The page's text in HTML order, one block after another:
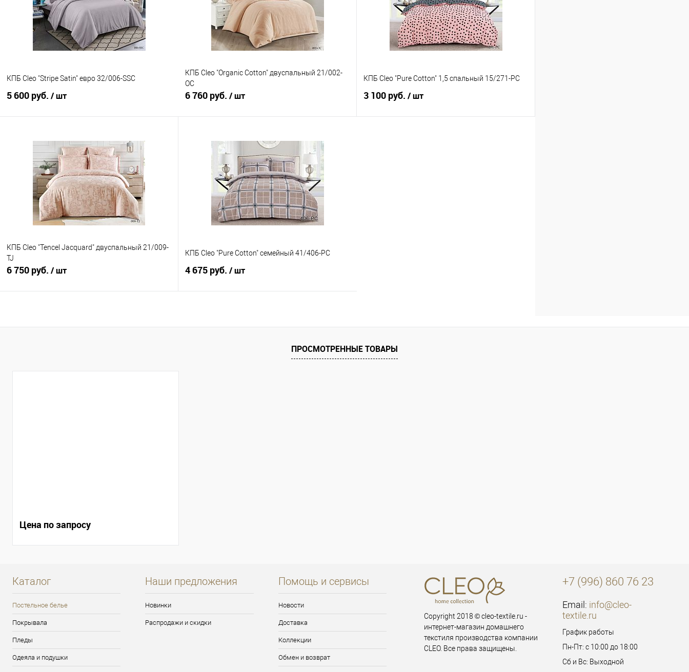
В избранное
В наличии
В избранное
В наличии
В избранное
В наличии
КПБ Cleo "Stripe Satin" евро 32/006-SSC
5 600 руб. / шт
Купить в 1 клик
Сравнение
В избранное
В наличии
КПБ Cleo "Organic Cotton" двуспальный 21/002-
OC
6 760 руб. / шт
Купить в 1 клик
Сравнение
В избранное
В наличии
КПБ Cleo "Pure Cotton" 1,5 спальный 15/271-PC
3 100 руб. / шт
КПБ Cleo "Tencel Jacquard" двуспальный 21/009-
TJ
6 750 руб. / шт
КПБ Cleo "Pure Cotton" семейный 41/406-PC
4 675 руб. / шт
ПРОСМОТРЕННЫЕ ТОВАРЫ
Цена по запросу
Каталог
Постельное белье
Покрывала
Пледы
Одеяла и подушки
Наши предложения
Новинки
Распродажи и скидки
Помощь и сервисы
Новости
Доставка
Коллекции
Обмен и возврат
Copyright 2018 © cleo-textile.ru -
интернет-магазин домашнего
текстиля производства компании
CLEO. Все права защищены.
+7 (996) 860 76 23
Email: info@cleo-
textile.ru
График работы
Пн-Пт: с 10:00 до 18:00
Сб и Вс: Выходной